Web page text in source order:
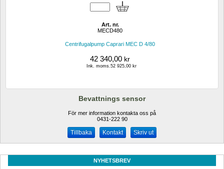
Art. nr.
MECD480
Centrifugalpump Caprari MEC D 4/80
42 340,00 kr
Ink. moms.52 925,00 kr
Bevattnings sensor
För mer information kontakta oss på
0431-222 90
Kontakt Skriv ut
NYHETSBREV